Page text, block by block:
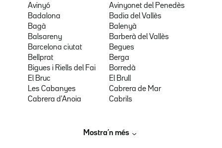
Avinyó
Avinyonet del Penedès
Badalona
Badia del Vallès
Bagà
Balenyà
Balsareny
Barberà del Vallès
Barcelona ciutat
Begues
Bellprat
Berga
Bigues i Riells del Fai
Borredà
El Bruc
El Brull
Les Cabanyes
Cabrera de Mar
Cabrera d'Anoia
Cabrils
Mostra’n més